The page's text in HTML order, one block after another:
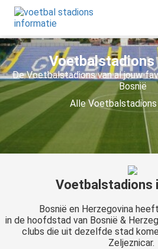
Voetbalstadions
De Voetbalstadions van al jouw
Bosnië
AlleVoetbalstadions
Voetbalstadions
Bosnië en Herzegovina
in de hoofdstad van Bosnië &
clubs die uit dezelfde stad
Zeljeznicar.